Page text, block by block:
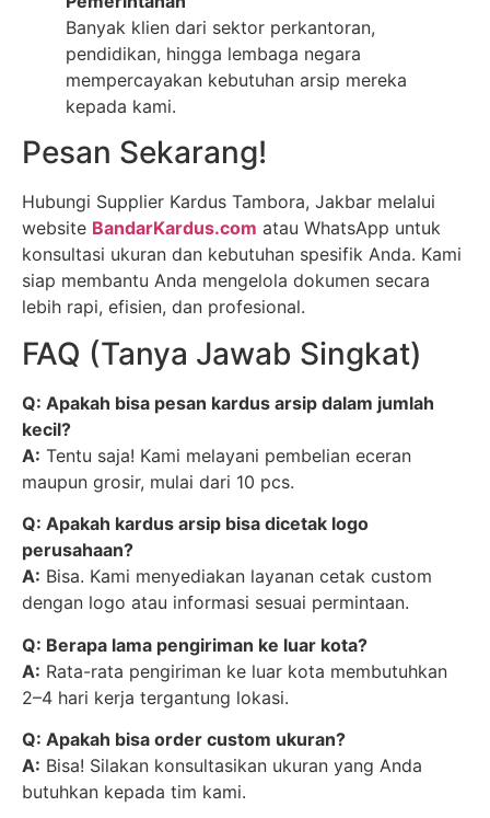
Banyak klien dari sektor perkantoran,
pendidikan, hingga lembaga negara
mempercayakan kebutuhan arsip mereka
kepada kami.
Pesan Sekarang!
Hubungi Supplier Kardus Tambora, Jakbar melalui
website BandarKardus.com atau WhatsApp untuk
konsultasi ukuran dan kebutuhan spesifik Anda. Kami
siap membantu Anda mengelola dokumen secara
lebih rapi, efisien, dan profesional.
FAQ (Tanya Jawab Singkat)
Q: Apakah bisa pesan kardus arsip dalam jumlah
kecil?
A: Tentu saja! Kami melayani pembelian eceran
maupun grosir, mulai dari 10 pcs.
Q: Apakah kardus arsip bisa dicetak logo
perusahaan?
A: Bisa. Kami menyediakan layanan cetak custom
dengan logo atau informasi sesuai permintaan.
Q: Berapa lama pengiriman ke luar kota?
A: Rata-rata pengiriman ke luar kota membutuhkan
2–4 hari kerja tergantung lokasi.
Q: Apakah bisa order custom ukuran?
A: Bisa! Silakan konsultasikan ukuran yang Anda
butuhkan kepada tim kami.